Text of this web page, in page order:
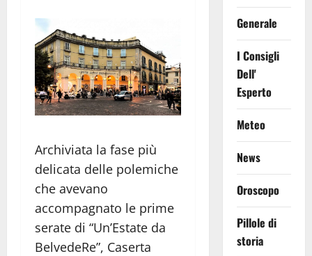
Archiviata la fase più
delicata delle polemiche
che avevano
accompagnato le prime
serate di “Un’Estate da
BelvedeRe”, Caserta
Generale
I Consigli
Dell'
Esperto
Meteo
News
Oroscopo
Pillole di
storia